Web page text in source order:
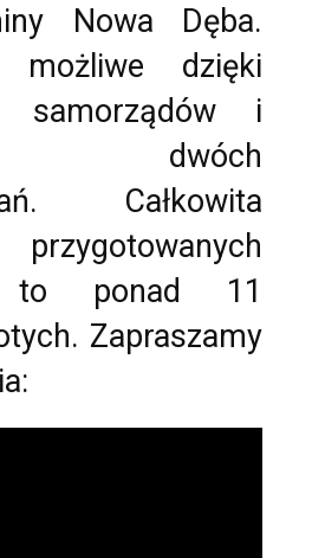
Nowa Dęba.
dzięki
samorządów i
dwóch
Całkowita
to ponad 11
Zapraszamy